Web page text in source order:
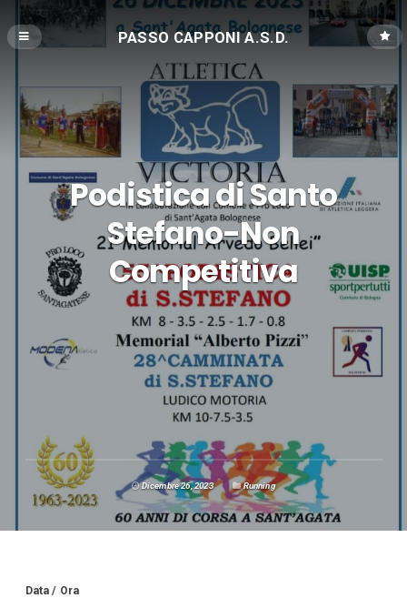
PASSO CAPPONI A.S.D.
Podistica di Santo
Stefano-Non
Competitiva
Dicembre 26, 2023 Running
Data / Ora